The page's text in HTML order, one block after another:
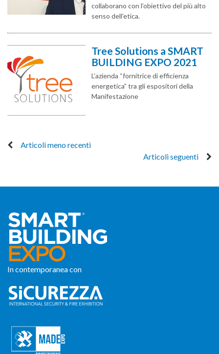
collaborano con l’obiettivo del più alto
senso dell’etica.
Tree Solutions a SMART
BUILDING EXPO 2021
L’azienda “fornitrice di efficienza
energetica” tra gli espositori della
Manifestazione
Articoli meno recenti
Articoli seguenti
In contemporanea con